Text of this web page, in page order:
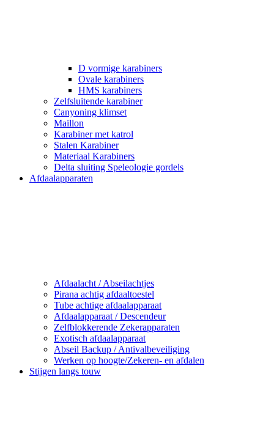
D vormige karabiners
Ovale karabiners
HMS karabiners
Zelfsluitende karabiner
Canyoning klimset
Maillon
Karabiner met katrol
Stalen Karabiner
Materiaal Karabiners
Delta sluiting Speleologie gordels
Afdaalapparaten
Afdaalacht / Abseilachtjes
Pirana achtig afdaaltoestel
Tube achtige afdaalapparaat
Afdaalapparaat / Descendeur
Zelfblokkerende Zekerapparaten
Exotisch afdaalapparaat
Abseil Backup / Antivalbeveiliging
Werken op hoogte/Zekeren- en afdalen
Stijgen langs touw